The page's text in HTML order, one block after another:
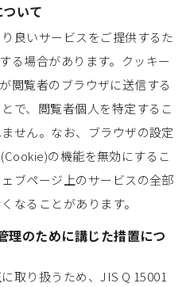
いて
良いサービスをご提供するた
る場合があります。クッキー
閲覧者のブラウザに送信する
で、閲覧者個人を特定するこ
せん。なお、ブラウザの設定
の機能を無効にするこ
ブページ上のサービスの全部
なることがあります。
理のために講じた措置につ
取り扱うため、JIS Q 15001